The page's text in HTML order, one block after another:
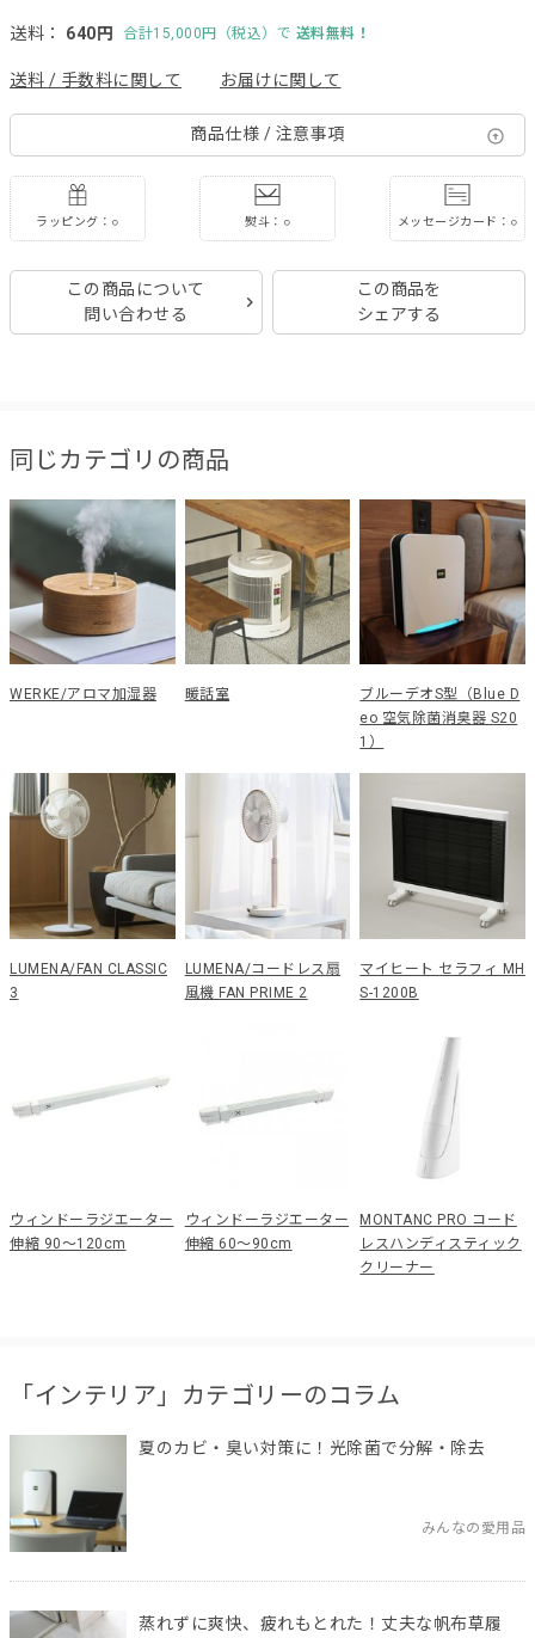
送料： 640円 合計15,000円（税込）で 送料無料！
送料 / 手数料に関して お届けに関して
商品仕様 / 注意事項
ラッピング：○ 熨斗：○ メッセージカード：○
この商品について
問い合わせる
この商品を
シェアする
同じカテゴリの商品
WERKE/アロマ加湿器 暖話室
ブルーデオS型（Blue D
eo 空気除菌消臭器 S20
1）
LUMENA/FAN CLASSIC
3
LUMENA/コードレス扇
風機 FAN PRIME 2
マイヒート セラフィ MH
S-1200B
ウィンドーラジエーター
伸縮 90～120cm
ウィンドーラジエーター
伸縮 60～90cm
MONTANC PRO コード
レスハンディスティック
クリーナー
「インテリア」カテゴリーのコラム
夏のカビ・臭い対策に！光除菌で分解・除去
みんなの愛用品
蒸れずに爽快、疲れもとれた！丈夫な帆布草履